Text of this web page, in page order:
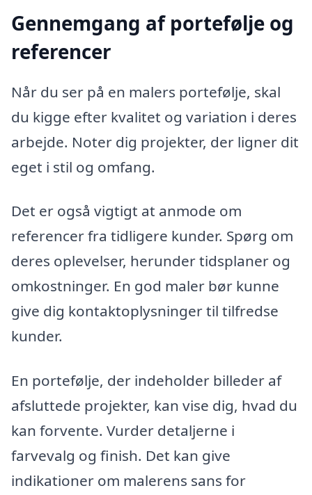
Gennemgang af portefølje og
referencer
Når du ser på en malers portefølje, skal
du kigge efter kvalitet og variation i deres
arbejde. Noter dig projekter, der ligner dit
eget i stil og omfang.
Det er også vigtigt at anmode om
referencer fra tidligere kunder. Spørg om
deres oplevelser, herunder tidsplaner og
omkostninger. En god maler bør kunne
give dig kontaktoplysninger til tilfredse
kunder.
En portefølje, der indeholder billeder af
afsluttede projekter, kan vise dig, hvad du
kan forvente. Vurder detaljerne i
farvevalg og finish. Det kan give
indikationer om malerens sans for